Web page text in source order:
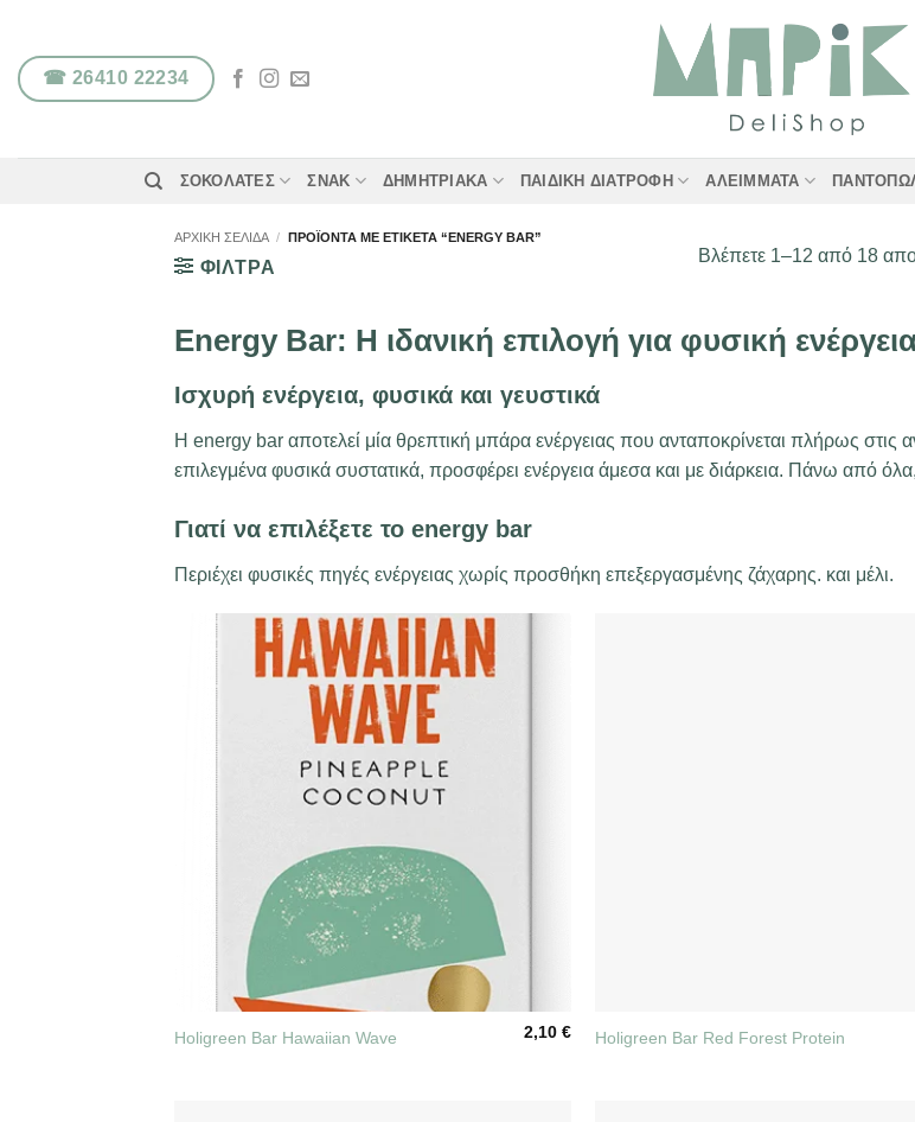
περιεχόμενο
☎ 26410 22234
ΣΟΚΟΛΆΤΕΣ ΣΝΑΚ ΔΗΜΗΤΡΙΑΚΆ ΠΑΙΔΙΚΉ ΔΙΑΤΡΟΦΉ ΑΛΕΊΜΜΑΤΑ
ΑΡΧΙΚΉ ΣΕΛΊΔΑ / ΠΡΟΪΌΝΤΑ ΜΕ ΕΤΙΚΈΤΑ “ENERGY BAR”
ΦΙΛΤΡΑ
Βλέπετε 1–12 από 18
Energy Bar: Η ιδανική επιλογή για φυσική
Ισχυρή ενέργεια, φυσικά και γευστικά
Η energy bar αποτελεί μία θρεπτική μπάρα ενέργειας που ανταποκρίνεται πλήρως στις
επιλεγμένα φυσικά συστατικά, προσφέρει ενέργεια άμεσα και με διάρκεια. Πάνω από
Γιατί να επιλέξετε το energy bar
Περιέχει φυσικές πηγές ενέργειας χωρίς προσθήκη επεξεργασμένης ζάχαρης. και μέλι.
Holigreen Bar Hawaiian Wave 2,10€ Holigreen Bar Red Forest Protein